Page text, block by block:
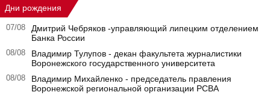
Дни рождения
07/08
Дмитрий Чебряков -управляющий липецким отделением
Банка России
08/08
Владимир Тулупов - декан факультета журналистики
Воронежского государственного университета
08/08
Владимир Михайленко - председатель правления
Воронежской региональной организации РСВА